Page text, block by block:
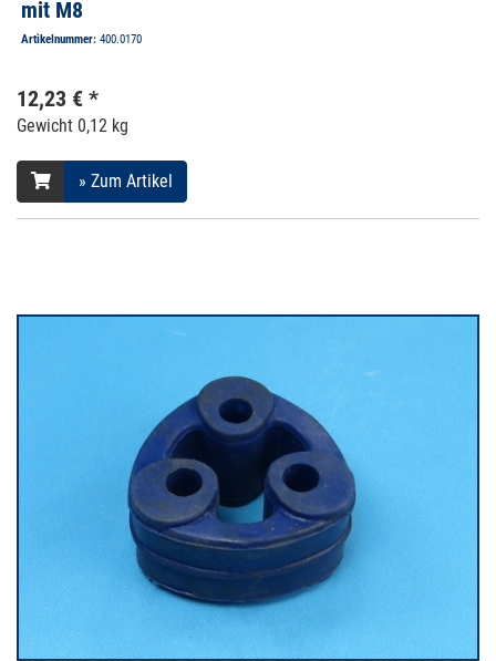
mit M8
Artikelnummer: 400.0170
12,23 € *
Gewicht 0,12 kg
» Zum Artikel